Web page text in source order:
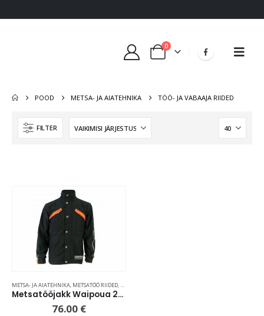
0
POOD METSA- JA AIATEHNIKA TÖÖ- JA VABAAJA RIIDED
FILTER
METSA- JA AIATEHNIKA, METSATÖÖ RIIDED,TÖÖ- JA VABAAJA RIIDED
Metsatööjakk Waipoua 2XL
76.00 €